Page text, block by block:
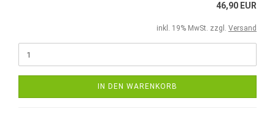
46,90 EUR
inkl. 19% MwSt. zzgl. Versand
IN DEN WARENKORB